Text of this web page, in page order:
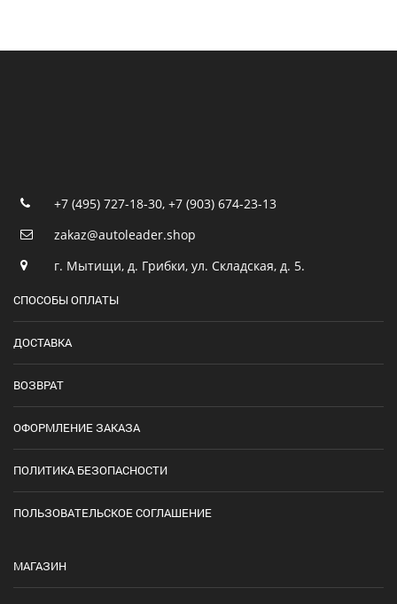
+7 (495) 727-18-30, +7 (903) 674-23-13
zakaz@autoleader.shop
г. Мытищи, д. Грибки, ул. Складская, д. 5.
СПОСОБЫ ОПЛАТЫ
ДОСТАВКА
ВОЗВРАТ
ОФОРМЛЕНИЕ ЗАКАЗА
ПОЛИТИКА БЕЗОПАСНОСТИ
ПОЛЬЗОВАТЕЛЬСКОЕ СОГЛАШЕНИЕ
МАГАЗИН